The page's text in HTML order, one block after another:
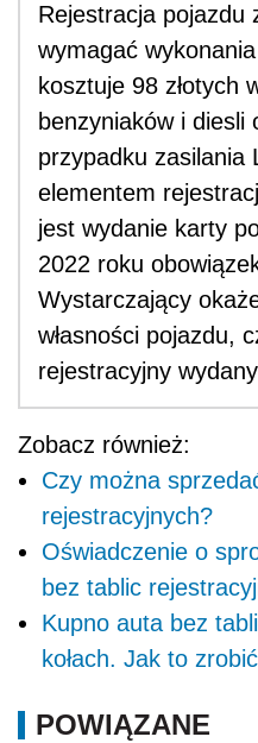
Rejestracja pojazdu
wymagać
kosztuje 98 złotych
benzyniaków i diesli
przypadku zasilania
elementem
jest wydanie karty
2022 roku
Wystarczający
własności pojazdu,
rejestracyjny
Zobacz również:
Czy można
rejestracyjnych?
Oświadczenie o
bez tablic
Kupno auta bez
kołach. Jak to
POWIĄZANE